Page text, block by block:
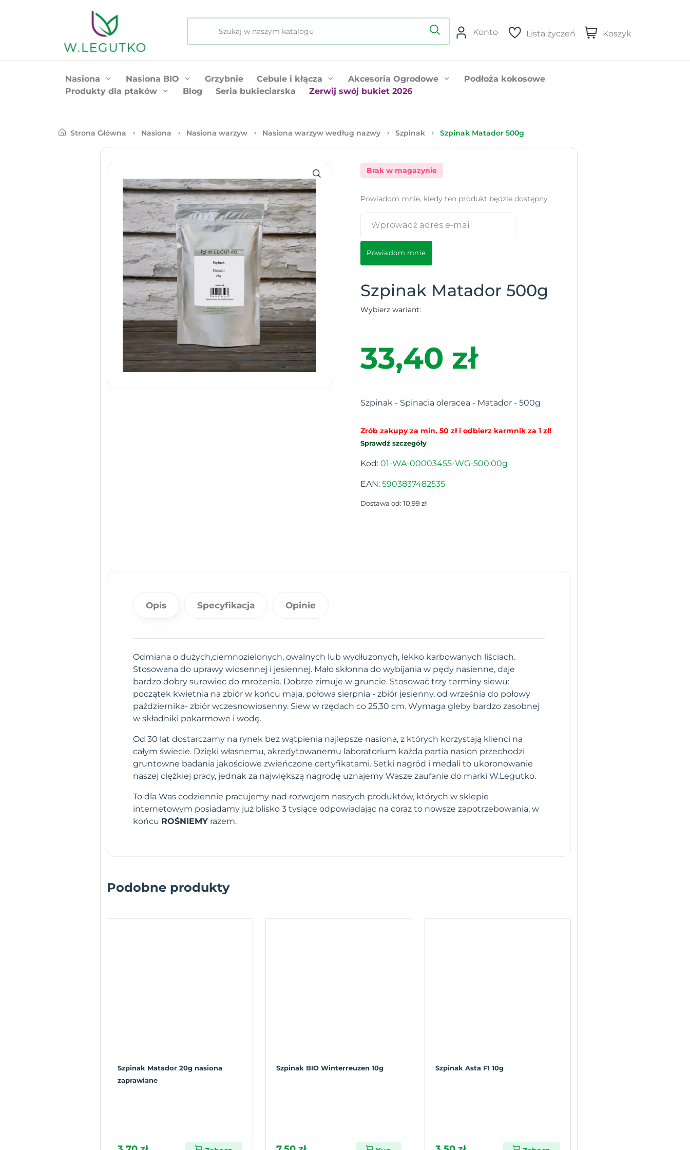
Konto Lista życzeń Koszyk
Nasiona Nasiona BIO Grzybnie Cebule i kłącza Akcesoria Ogrodowe
Podłoża kokosowe
Produkty dla ptaków
Blog Seria bukieciarska Zerwij swój bukiet 2026
Strona Główna Nasiona Nasiona warzyw Nasiona warzyw według nazwy Szpinak Szpinak Matador 500g
Brak w magazynie
Powiadom mnie, kiedy ten produkt będzie dostępny
Powiadom mnie
Szpinak Matador 500g
Wybierz wariant:
33,40 zł
Szpinak - Spinacia oleracea - Matador - 500g
Zrób zakupy za min. 50 zł i odbierz karmnik za 1 zł!
Sprawdź szczegóły
Kod: 01-WA-00003455-WG-500.00g
EAN: 5903837482535
Dostawa od: 10,99 zł
Opis Specyfikacja Opinie
Odmiana o dużych,ciemnozielonych, owalnych lub wydłuzonych, lekko karbowanych liściach.
Stosowana do uprawy wiosennej i jesiennej. Mało skłonna do wybijania w pędy nasienne, daje
bardzo dobry surowiec do mrożenia. Dobrze zimuje w gruncie. Stosować trzy terminy siewu:
początek kwietnia na zbiór w końcu maja, połowa sierpnia - zbiór jesienny, od września do połowy
października- zbiór wczesnowiosenny. Siew w rzędach co 25,30 cm. Wymaga gleby bardzo zasobnej
w składniki pokarmowe i wodę.
Od 30 lat dostarczamy na rynek bez wątpienia najlepsze nasiona, z których korzystają klienci na
całym świecie. Dzięki własnemu, akredytowanemu laboratorium każda partia nasion przechodzi
gruntowne badania jakościowe zwieńczone certyfikatami. Setki nagród i medali to ukoronowanie
naszej ciężkiej pracy, jednak za największą nagrodę uznajemy Wasze zaufanie do marki W.Legutko.
To dla Was codziennie pracujemy nad rozwojem naszych produktów, których w sklepie
internetowym posiadamy już blisko 3 tysiące odpowiadając na coraz to nowsze zapotrzebowania, w
końcu ROŚNIEMY razem.
Podobne produkty
Szpinak Matador 20g nasiona
zaprawiane
Szpinak BIO Winterreuzen 10g Szpinak Asta F1 10g